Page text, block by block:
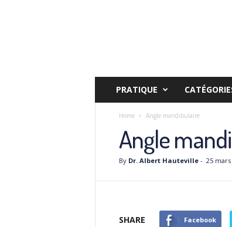
PRATIQUE
Home Angle mandibulaire
Angle
By Dr. Albert Hauteville- 25 mars
SHARE Facebook